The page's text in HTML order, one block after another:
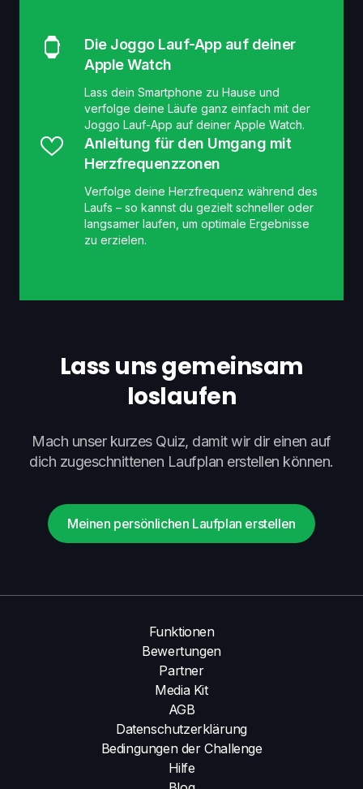
Die Joggo Lauf-App auf deiner
Apple Watch
Lass dein Smartphone zu Hause und
verfolge deine Läufe ganz einfach mit der
Joggo Lauf-App auf deiner Apple Watch.
Anleitung für den Umgang mit
Herzfrequenzzonen
Verfolge deine Herzfrequenz während des
Laufs – so kannst du gezielt schneller oder
langsamer laufen, um optimale Ergebnisse
zu erzielen.
Lass uns gemeinsam
loslaufen
Mach unser kurzes Quiz, damit wir dir einen auf
dich zugeschnittenen Laufplan erstellen können.
Meinen persönlichen Laufplan erstellen
Funktionen
Bewertungen
Partner
Media Kit
AGB
Datenschutzerklärung
Bedingungen der Challenge
Hilfe